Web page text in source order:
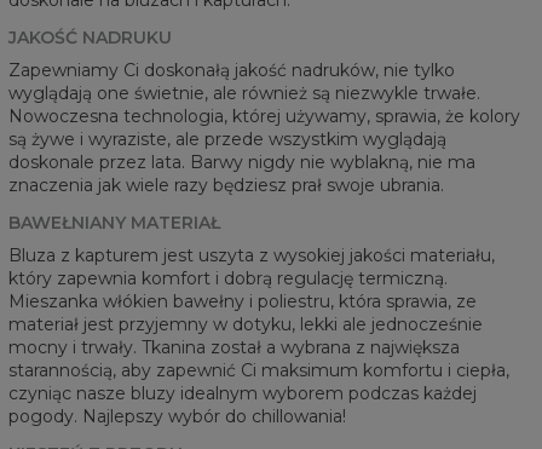
JAKOŚĆ NADRUKU
Zapewniamy Ci doskonałą jakość nadruków, nie tylko
wyglądają one świetnie, ale również są niezwykle trwałe.
Nowoczesna technologia, której używamy, sprawia, że kolory
są żywe i wyraziste, ale przede wszystkim wyglądają
doskonale przez lata. Barwy nigdy nie wyblakną, nie ma
znaczenia jak wiele razy będziesz prał swoje ubrania.
BAWEŁNIANY MATERIAŁ
Bluza z kapturem jest uszyta z wysokiej jakości materiału,
który zapewnia komfort i dobrą regulację termiczną.
Mieszanka włókien bawełny i poliestru, która sprawia, ze
materiał jest przyjemny w dotyku, lekki ale jednocześnie
mocny i trwały. Tkanina został a wybrana z największa
starannością, aby zapewnić Ci maksimum komfortu i ciepła,
czyniąc nasze bluzy idealnym wyborem podczas każdej
pogody. Najlepszy wybór do chillowania!